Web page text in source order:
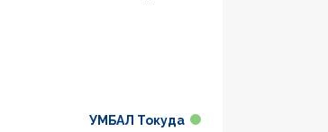
УМБАЛ Токуда